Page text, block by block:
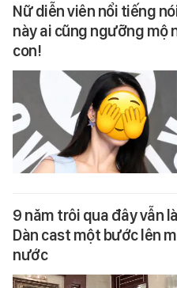
Nữ diễn viên nổi tiếng
này ai cũng ngưỡng mộ
con!
9 năm trôi qua đây vẫn
Dàn cast một bước lên
nước